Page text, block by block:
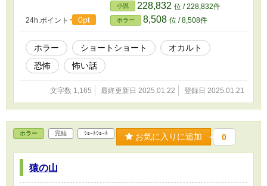
24h.ポイント 0pt
小説 228,832 位 / 228,832件
ホラー 8,508 位 / 8,508件
ホラー ショートショート
オカルト
恐怖
怖い話
文字数 1,165 最終更新日 2025.01.22 登録日 2025.01.21
ホラー 完結 ｼｮｰﾄｼｮｰﾄ お気に入りに追加 0
猿の山